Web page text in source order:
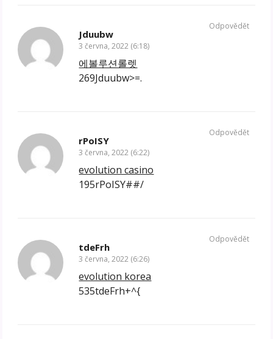
Jduubw
3 června, 2022 (6:18)
에볼루션롤렛
269Jduubw>=.
Odpovědět
rPoISY
3 června, 2022 (6:22)
evolution casino
195rPoISY##/
Odpovědět
tdeFrh
3 června, 2022 (6:26)
evolution korea
535tdeFrh+^{
Odpovědět